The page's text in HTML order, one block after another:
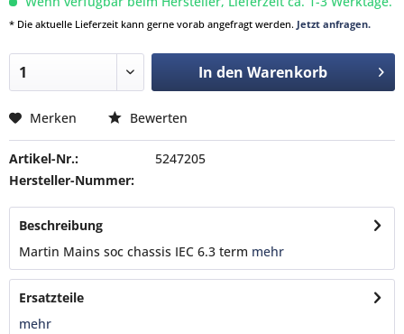
* Die aktuelle Lieferzeit kann gerne vorab angefragt werden. Jetzt anfragen.
In den Warenkorb
Merken Bewerten
Artikel-Nr.:
5247205
Hersteller-Nummer:
Beschreibung
Martin Mains soc chassis IEC 6.3 term mehr
Ersatzteile
mehr